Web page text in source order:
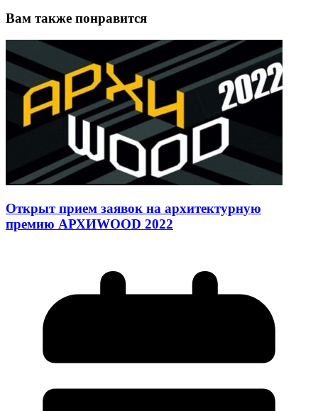
Вам также понравится
Открыт прием заявок на архитектурную
премию АРХИWOOD 2022